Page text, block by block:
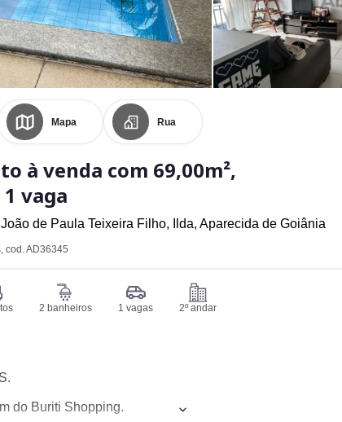
Mapa Rua
à venda com 69,00m²,
vaga
de Paula Teixeira Filho, Ilda, Aparecida de Goiânia
, cod. AD36345
2 banheiros 1 vagas 2º andar
do Buriti Shopping.